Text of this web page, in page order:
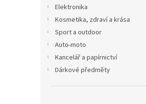
Elektronika
Kosmetika, zdraví a krása
Sport a outdoor
Auto-moto
Kancelář a papírnictví
Dárkové předměty